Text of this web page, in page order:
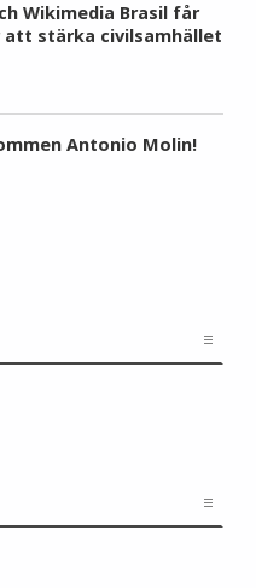
Wikimedia Brasil får
stärka civilsamhället
Antonio Molin!